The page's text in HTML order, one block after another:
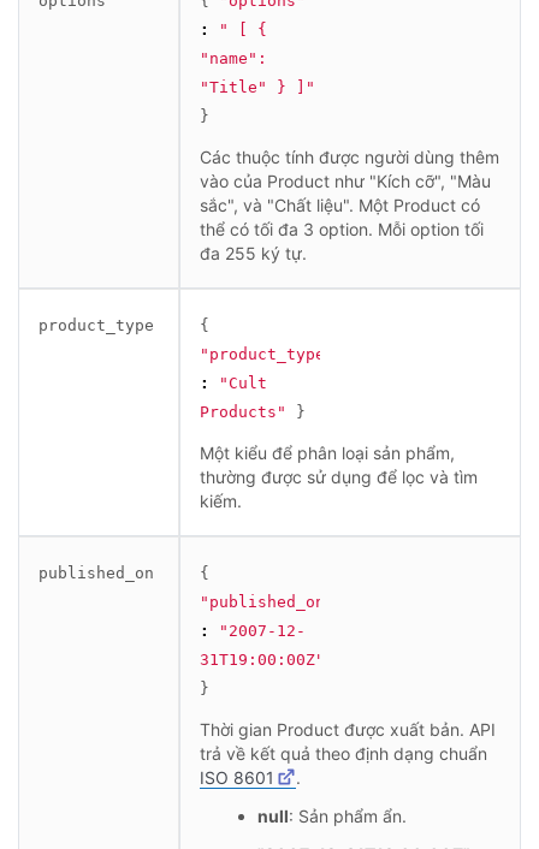
:
" [ {
"name":
"Title" } ]"
}
Các thuộc tính được người dùng thêm
vào của Product như "Kích cỡ", "Màu
sắc", và "Chất liệu". Một Product có
thể có tối đa 3 option. Mỗi option tối
đa 255 ký tự.
product_type
{
"product_type"
:
"Cult
Products"
}
Một kiểu để phân loại sản phẩm,
thường được sử dụng để lọc và tìm
kiếm.
published_on
{
"published_on"
:
"2007-12-
31T19:00:00Z"
}
Thời gian Product được xuất bản. API
trả về kết quả theo định dạng chuẩn
ISO 8601
.
null: Sản phẩm ẩn.